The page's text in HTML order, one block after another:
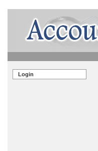
Login